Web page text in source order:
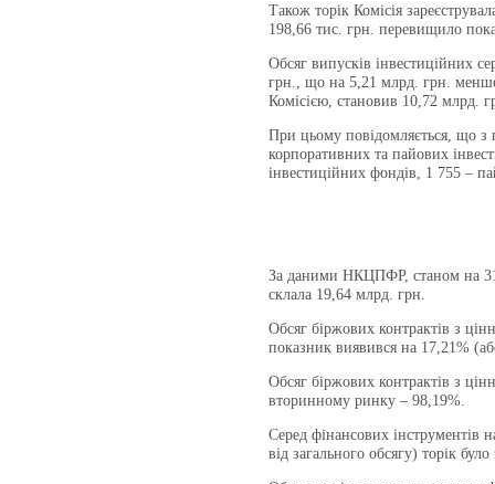
Також торік Комісія
198,66 тис. грн. перевищило
Обсяг випусків інвестиційних
грн., що на 5,21 млрд. грн. менше
Комісією, становив 10,72 млрд.
При цьому повідомляється, що з
корпоративних та пайових
інвестиційних фондів, 1 755 –
За даними НКЦПФР, станом на
склала 19,64 млрд. грн.
Обсяг біржових контрактів з
показник виявився на 17,21%
Обсяг біржових контрактів з
вторинному ринку – 98,19%.
Серед фінансових інструментів
від загального обсягу) торік